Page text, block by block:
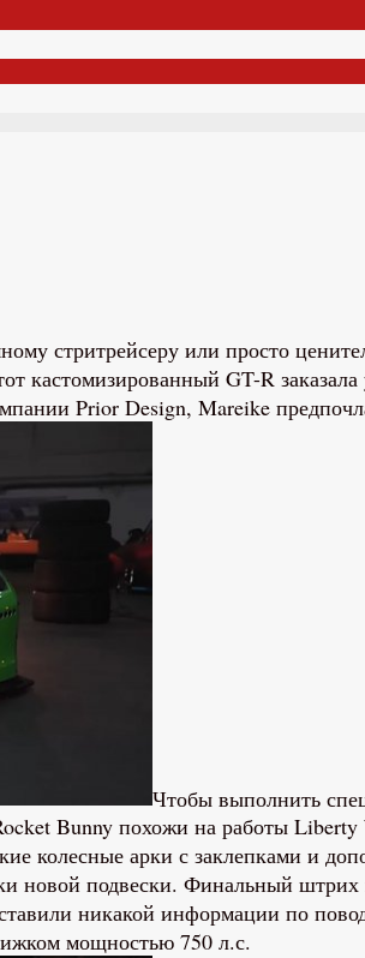
стритрейсеру или просто
кастомизированный GT-R
Prior Design, Mareike
Чтобы выполнить
Bunny похожи на работы
колесные арки с заклепками и
новой подвески. Финальный
никакой информации по
мощностью 750 л.с.